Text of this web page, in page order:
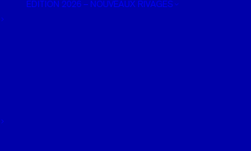
EDITION 2026 – NOUVEAUX RIVAGES